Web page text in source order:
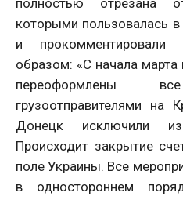
которыми пользовалась
и
образом: «С начала
переоформлены
грузоотправителями на
Донецк исключили
Происходит закрытие
поле Украины. Все
в одностороннем